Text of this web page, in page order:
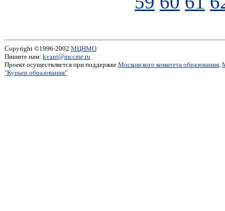
Copyright ©1996-2002 МЦНМО
Пишите нам: kvant@mccme.ru
Проект осуществляется при поддержке Московского комитета образования,
"Курьер образования"